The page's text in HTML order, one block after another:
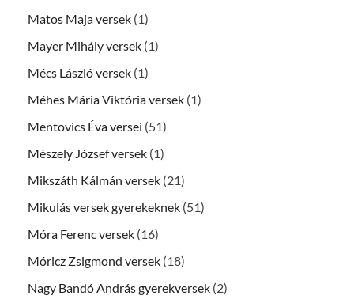
Matos Maja versek (1)
Mayer Mihály versek (1)
Mécs László versek (1)
Méhes Mária Viktória versek (1)
Mentovics Éva versei (51)
Mészely József versek (1)
Mikszáth Kálmán versek (21)
Mikulás versek gyerekeknek (51)
Móra Ferenc versek (16)
Móricz Zsigmond versek (18)
Nagy Bandó András gyerekversek (2)